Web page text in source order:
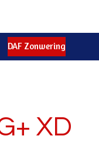
DAF Zonwering
XD